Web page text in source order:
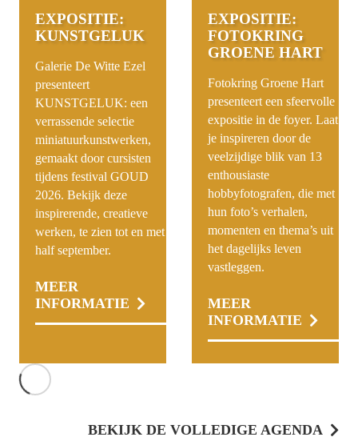
EXPOSITIE:
KUNSTGELUK
Galerie De Witte Ezel
presenteert
KUNSTGELUK: een
verrassende selectie
miniatuurkunstwerken,
gemaakt door cursisten
tijdens festival GOUD
2026. Bekijk deze
inspirerende, creatieve
werken, te zien tot en met
half september.
MEER
INFORMATIE
EXPOSITIE:
FOTOKRING
GROENE HART
Fotokring Groene Hart
presenteert een sfeervolle
expositie in de foyer. Laat
je inspireren door de
veelzijdige blik van 13
enthousiaste
hobbyfotografen, die met
hun foto’s verhalen,
momenten en thema’s uit
het dagelijks leven
vastleggen.
MEER
INFORMATIE
BEKIJK DE VOLLEDIGE AGENDA